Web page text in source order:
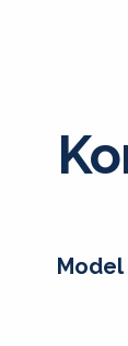
Model